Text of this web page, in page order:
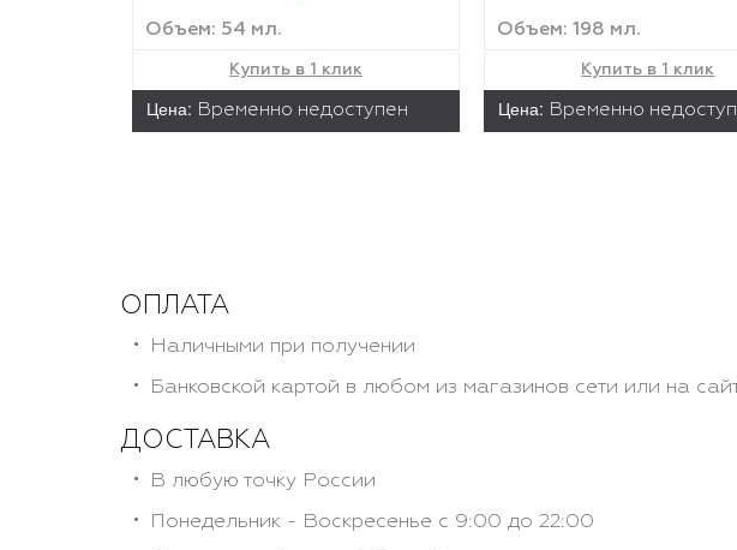
Объем: 54 мл.
Купить в 1 клик
Цена: Временно недоступен
Объем: 198 мл.
Купить в 1 клик
Цена: Временно
ОПЛАТА
Наличными при получении
Банковской картой в любом из магазинов сети или на
ДОСТАВКА
В любую точку России
Понедельник - Воскресенье с 9:00 до 22:00